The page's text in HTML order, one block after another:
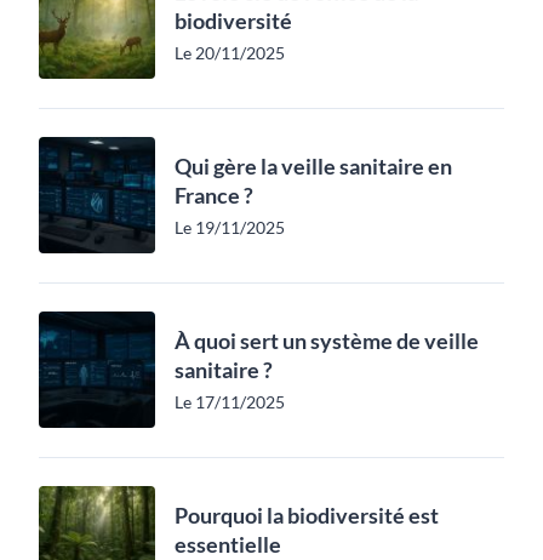
biodiversité
Le 20/11/2025
Qui gère la veille sanitaire en
France ?
Le 19/11/2025
À quoi sert un système de veille
sanitaire ?
Le 17/11/2025
Pourquoi la biodiversité est
essentielle